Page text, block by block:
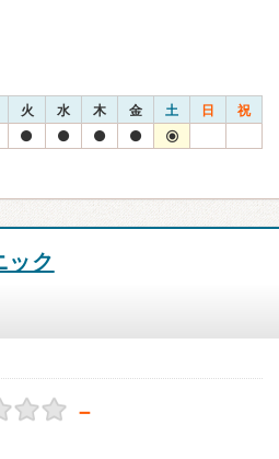
火 水 木 金 土 日 祝
ック
－